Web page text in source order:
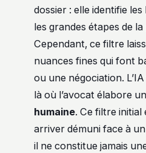
dossier : elle identifie
les grandes étapes de
Cependant, ce filtre
nuances fines qui font
ou une négociation.
là où l’avocat élabore
humaine. Ce filtre initial
arriver démuni face à
il ne constitue jamais